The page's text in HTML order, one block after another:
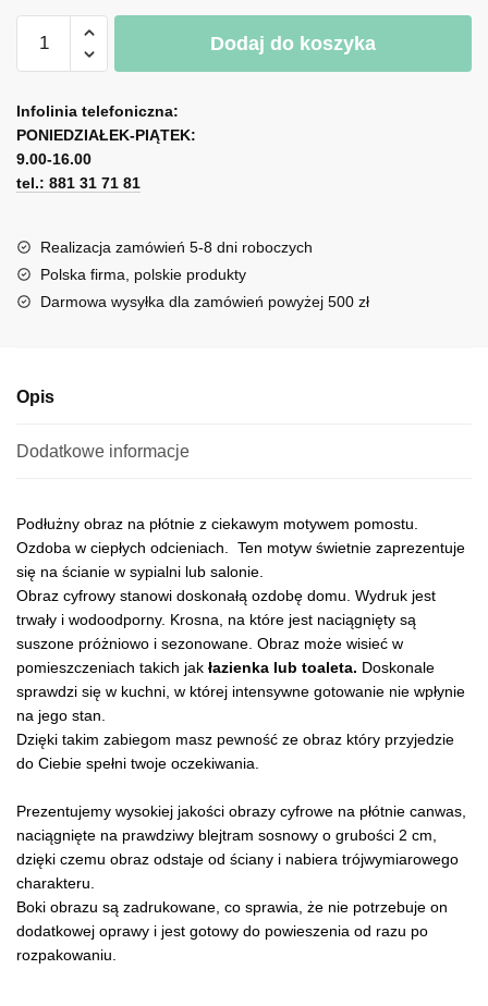
Obraz
Molo
Dodaj do koszyka
l
t
e
r
a
t
i
Infolinia telefoniczna:
PONIEDZIAŁEK-PIĄTEK:
9.00-16.00
tel.: 881 31 71 81
Realizacja zamówień 5-8 dni roboczych
Polska firma, polskie produkty
Darmowa wysyłka dla zamówień powyżej 500 zł
Opis
Dodatkowe informacje
Podłużny obraz na płótnie z ciekawym motywem pomostu.
Ozdoba w ciepłych odcieniach. Ten motyw świetnie zaprezentuje
się na ścianie w sypialni lub salonie.
Obraz cyfrowy stanowi doskonałą ozdobę domu. Wydruk jest
trwały i wodoodporny. Krosna, na które jest naciągnięty są
suszone próżniowo i sezonowane. Obraz może wisieć w
pomieszczeniach takich jak łazienka lub toaleta. Doskonale
sprawdzi się w kuchni, w której intensywne gotowanie nie wpłynie
na jego stan.
Dzięki takim zabiegom masz pewność ze obraz który przyjedzie
do Ciebie spełni twoje oczekiwania.
Prezentujemy wysokiej jakości obrazy cyfrowe na płótnie canwas,
naciągnięte na prawdziwy blejtram sosnowy o grubości 2 cm,
dzięki czemu obraz odstaje od ściany i nabiera trójwymiarowego
charakteru.
Boki obrazu są zadrukowane, co sprawia, że nie potrzebuje on
dodatkowej oprawy i jest gotowy do powieszenia od razu po
rozpakowaniu.